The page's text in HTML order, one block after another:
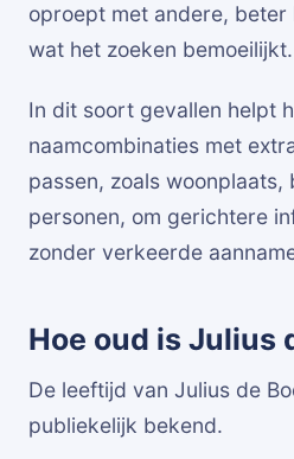
oproept met andere, beter
wat het zoeken bemoeilijkt.
In dit soort gevallen helpt
naamcombinaties met
passen, zoals
personen, om gerichtere
zonder verkeerde
Hoe oud is Julius
De leeftijd van Julius de
publiekelijk bekend.